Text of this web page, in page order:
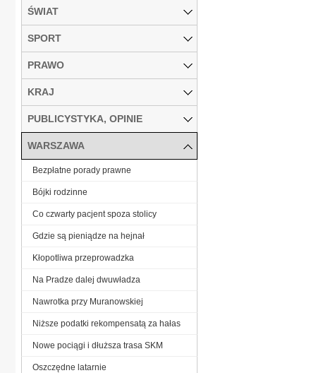
ŚWIAT
SPORT
PRAWO
KRAJ
PUBLICYSTYKA, OPINIE
WARSZAWA
Bezpłatne porady prawne
Bójki rodzinne
Co czwarty pacjent spoza stolicy
Gdzie są pieniądze na hejnał
Kłopotliwa przeprowadzka
Na Pradze dalej dwuwładza
Nawrotka przy Muranowskiej
Niższe podatki rekompensatą za hałas
Nowe pociągi i dłuższa trasa SKM
Oszczędne latarnie